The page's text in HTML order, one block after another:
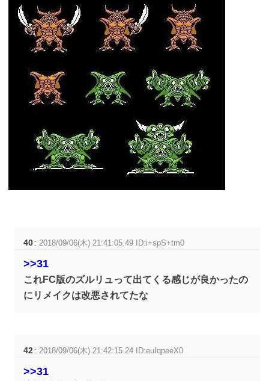
40 :2018/09/06(木) 21:41:05.49 ID:i+spS+tm0
>>31
これFC版のズルリュって出てくる感じが良かったの
にリメイクは改悪されてたな
42 :2018/09/06(木) 21:42:15.24 ID:euIqpeeX0
>>31